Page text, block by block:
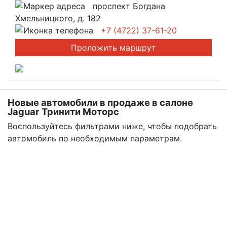
проспект Богдана
Хмельницкого, д. 182
+7 (4722) 37-61-20
Проложить маршрут
Новые автомобили в продаже в салоне
Jaguar Тринити Моторс
Воспользуйтесь фильтрами ниже, чтобы подобрать
автомобиль по необходимым параметрам.